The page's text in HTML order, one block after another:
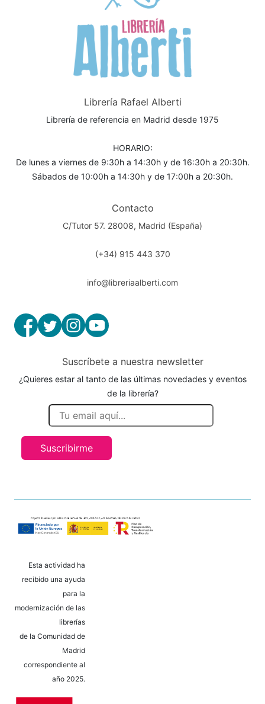
Librería Rafael Alberti
Librería de referencia en Madrid desde 1975
HORARIO:
De lunes a viernes de 9:30h a 14:30h y de 16:30h a 20:30h.
Sábados de 10:00h a 14:30h y de 17:00h a 20:30h.
Contacto
C/Tutor 57. 28008, Madrid (España)
(+34) 915 443 370
info@libreriaalberti.com
Suscríbete a nuestra newsletter
¿Quieres estar al tanto de las últimas novedades y eventos
de la librería?
Suscribirme
Esta actividad ha
recibido una ayuda
para la
modernización de las
librerías
de la Comunidad de
Madrid
correspondiente al
año 2025.